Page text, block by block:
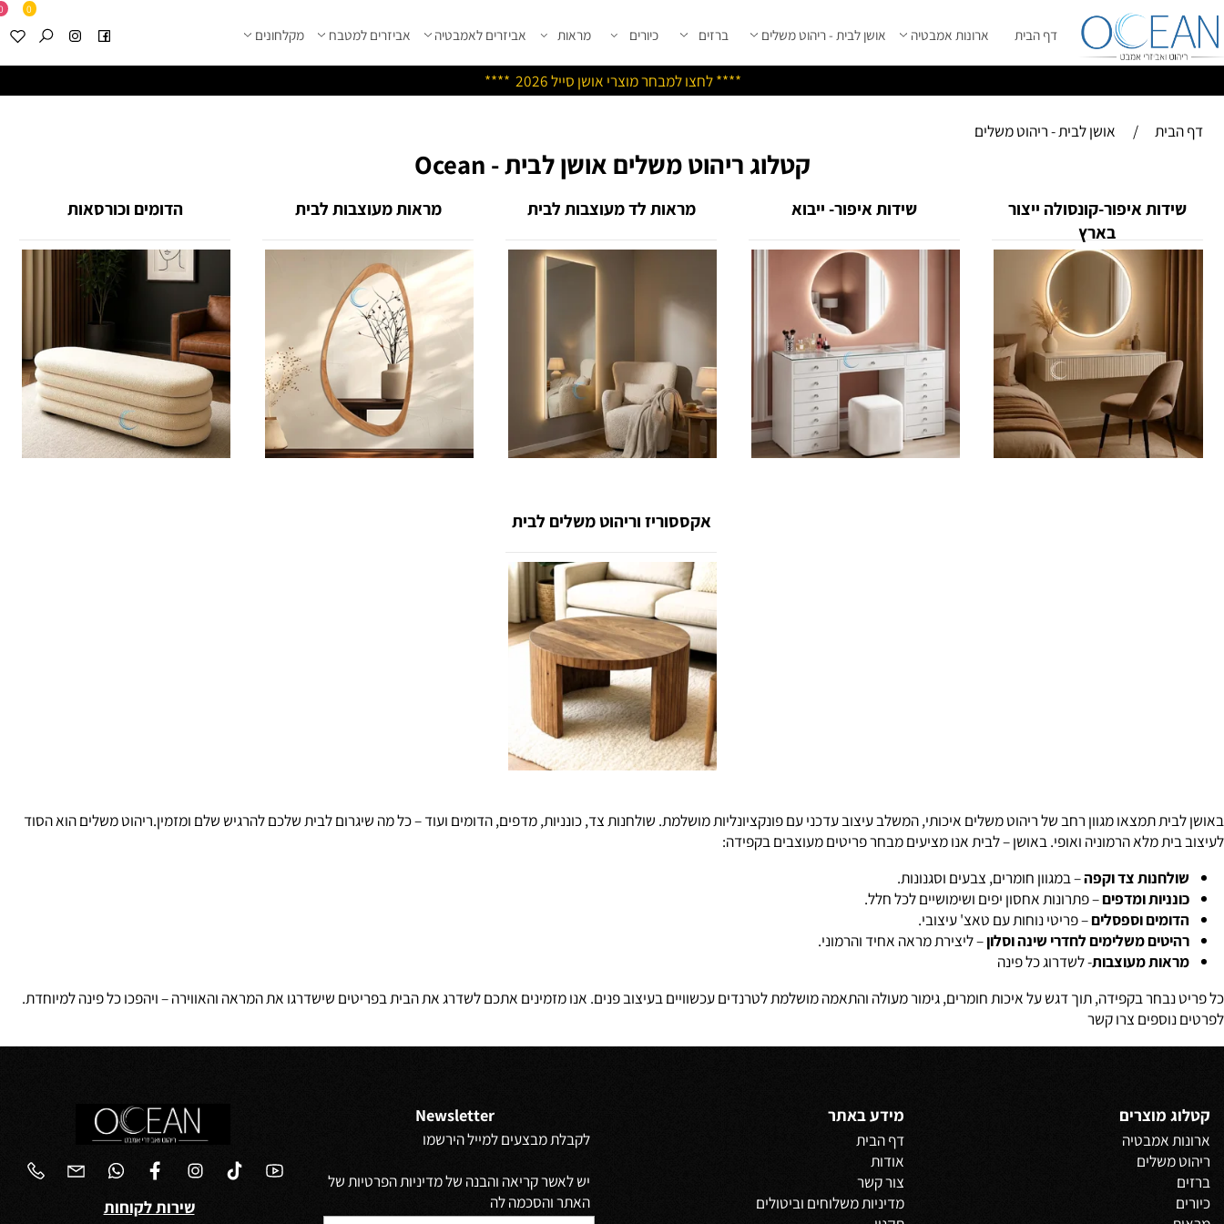
לחצו למבחר מוצרי אושן סייל 2026 ****
0
דף הבית ארונות אמבטיה אושן לבית - ריהוט משלים ברזים כיורים מראות אביזרים לאמבטיה אביזרים למטבח מקלחונים
/ אושן לבית - ריהוט משלים
קטלוג ריהוט משלים אושן לבית - Ocean
איפור-קונסולה ייצור
שידות איפור- ייבוא מראות לד מעוצבות לבית מראות מעוצבות לבית הדומים וכורסאות
תמצאו מגוון רחב של ריהוט משלים איכותי, המשלב עיצוב עדכני עם פונקציונליות מושלמת. שולחנות צד, כונניות, מדפים, הדומים ועוד – כל מה שיגרום לבית שלכם להרגיש שלם ומזמין.ריהוט משלים הוא הסוד
מלא הרמוניה ואופי. באושן – לבית אנו מציעים מבחר פריטים מעוצבים בקפידה:
צד וקפה– במגוון חומרים, צבעים וסגנונות.
ומדפים– פתרונות אחסון יפים ושימושיים לכל חלל.
וספסלים– פריטי נוחות עם טאצ' עיצובי.
מעוצבות- לשדרוג כל פינה
מוצרים
אמבטיה
מידע באתר
דף הבית
לקבלת מבצעים למייל הירשמו